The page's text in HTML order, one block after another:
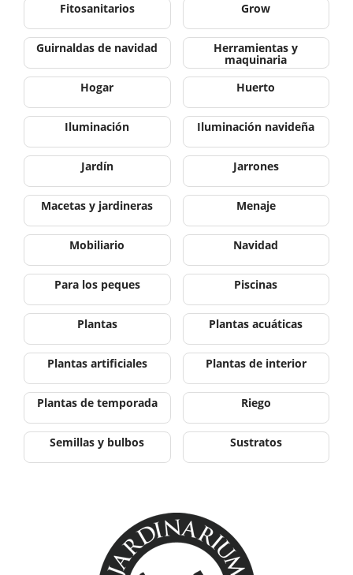
Fitosanitarios Grow
Guirnaldas de navidad Herramientas y
maquinaria
Hogar
Huerto
Iluminación Iluminación navideña
Jardín Jarrones
Macetas y jardineras Menaje
Mobiliario Navidad
Para los peques Piscinas
Plantas Plantas acuáticas
Plantas artificiales Plantas de interior
Plantas de temporada Riego
Semillas y bulbos Sustratos